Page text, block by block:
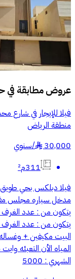
عروض مطابقة في
فيلا للإيجار في شارع
منطقة الرياض
30,000
§
/سنوي
311م²
فيلا دبلكس بحي طويق
البيت مكيفين +
الشهري : 5000